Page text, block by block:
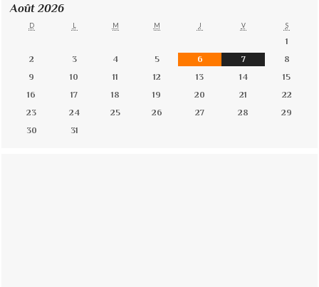
Août 2026
D L M M J V S
1
2
3 4 5 6 7
8
9
10 11 12 13 14
15
16
17 18 19 20 21
22
23
24 25 26 27 28
29
30
31